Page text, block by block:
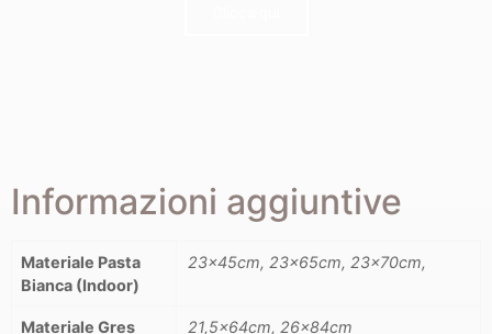
Informazioni aggiuntive
Materiale Pasta
Bianca (Indoor)
23x45cm, 23x65cm, 23x70cm,
Materiale Gres
21,5x64cm, 26x84cm